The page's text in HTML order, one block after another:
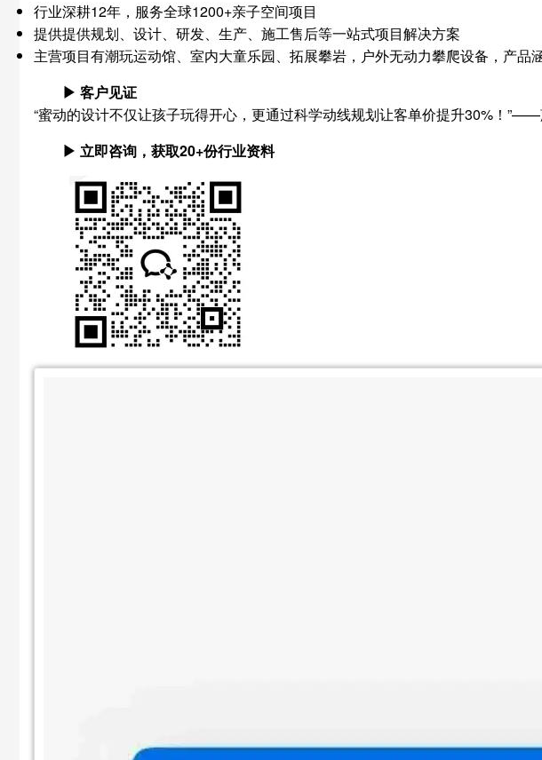
行业深耕12年，服务全球1200+亲子空间项目
提供提供规划、设计、研发、生产、施工售后等一站式项目解决方案
主营项目有潮玩运动馆、室内大童乐园、拓展攀岩，户外无动力攀爬设备，产品
▶ 客户见证
“蜜动的设计不仅让孩子玩得开心，更通过科学动线规划让客单价提升30%！
▶ 立即咨询，获取20+份行业资料